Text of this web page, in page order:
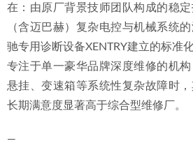
在：由原厂背景技师团队构成的稳
（含迈巴赫）复杂电控与机械系统
驰专用诊断设备XENTRY建立的标准
专注于单一豪华品牌深度维修的机
悬挂、变速箱等系统性复杂故障时
长期满意度显著高于综合型维修厂。